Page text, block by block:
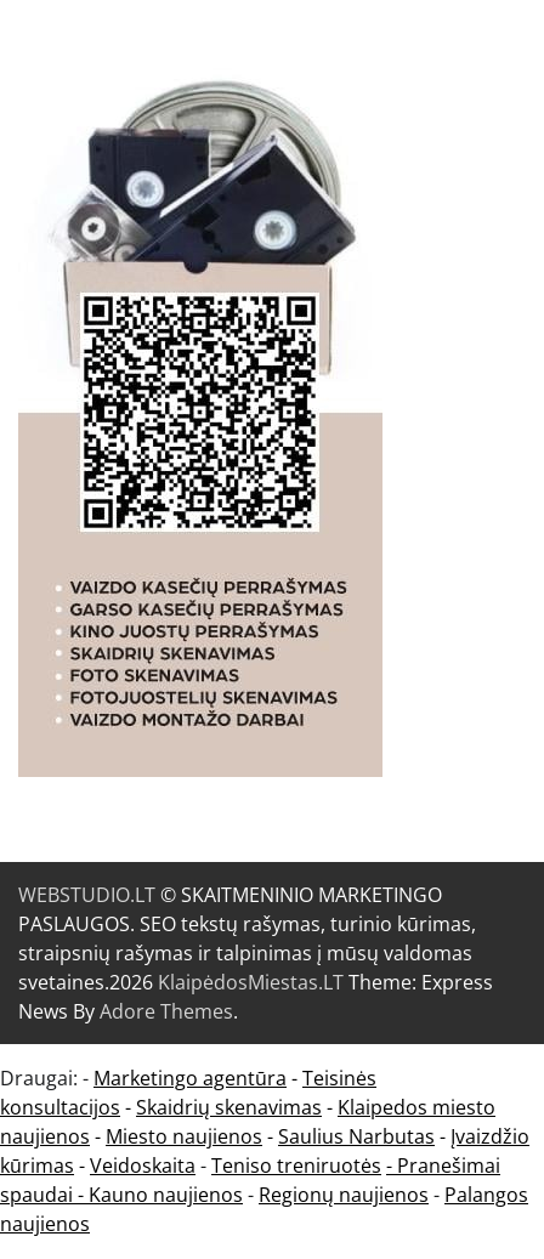
WEBSTUDIO.LT© SKAITMENINIO MARKETINGO
PASLAUGOS. SEO tekstų rašymas, turinio kūrimas,
straipsnių rašymas ir talpinimas į mūsų valdomas
svetaines.2026 KlaipėdosMiestas.LTTheme: Express
News ByAdore Themes.
Draugai: - Marketingo agentūra -Teisinės
konsultacijos -Skaidrių skenavimas - Klaipedos miesto
naujienos - Miesto naujienos -Saulius Narbutas - Įvaizdžio
kūrimas -Veidoskaita -Teniso treniruotės - Pranešimai
spaudai - Kauno naujienos - Regionų naujienos - Palangos
naujienos